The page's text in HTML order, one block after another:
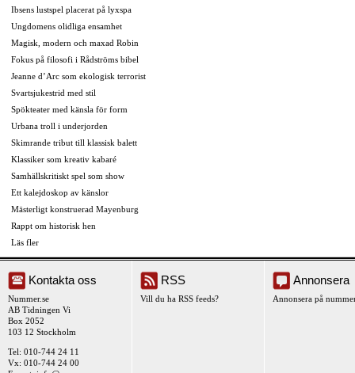
Ibsens lustspel placerat på lyxspa
Ungdomens olidliga ensamhet
Magisk, modern och maxad Robin
Fokus på filosofi i Rådströms bibel
Jeanne d’Arc som ekologisk terrorist
Svartsjukestrid med stil
Spökteater med känsla för form
Urbana troll i underjorden
Skimrande tribut till klassisk balett
Klassiker som kreativ kabaré
Samhällskritiskt spel som show
Ett kalejdoskop av känslor
Mästerligt konstruerad Mayenburg
Rappt om historisk hen
Läs fler
Kontakta oss
Nummer.se
AB Tidningen Vi
Box 2052
103 12 Stockholm
Tel: 010-744 24 11
Vx: 010-744 24 00
RSS
Vill du ha RSS feeds?
Annonsera
Annonsera på